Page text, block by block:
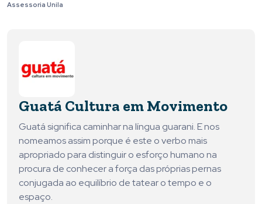
Assessoria Unila
Guatá Cultura em Movimento
Guatá significa caminhar na língua guarani. E nos
nomeamos assim porque é este o verbo mais
apropriado para distinguir o esforço humano na
procura de conhecer a força das próprias pernas
conjugada ao equilíbrio de tatear o tempo e o
espaço.